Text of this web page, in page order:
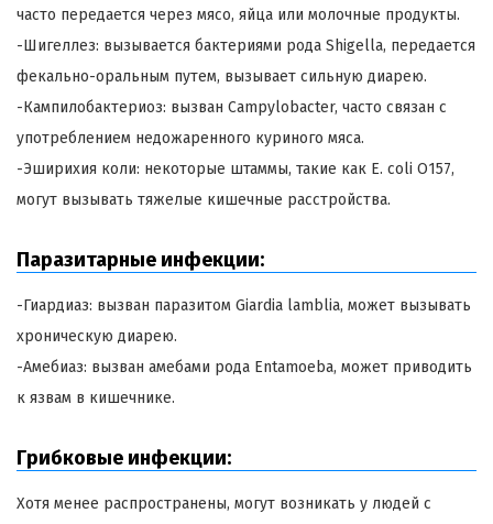
часто передается через мясо, яйца или молочные продукты.
-Шигеллез: вызывается бактериями рода Shigella, передается
фекально-оральным путем, вызывает сильную диарею.
-Кампилобактериоз: вызван Campylobacter, часто связан с
употреблением недожаренного куриного мяса.
-Эширихия коли: некоторые штаммы, такие как E. coli O157,
могут вызывать тяжелые кишечные расстройства.
Паразитарные инфекции:
-Гиардиаз: вызван паразитом Giardia lamblia, может вызывать
хроническую диарею.
-Амебиаз: вызван амебами рода Entamoeba, может приводить
к язвам в кишечнике.
Грибковые инфекции:
Хотя менее распространены, могут возникать у людей с